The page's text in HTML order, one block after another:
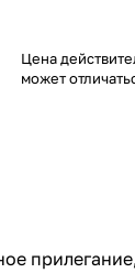
Цена
может